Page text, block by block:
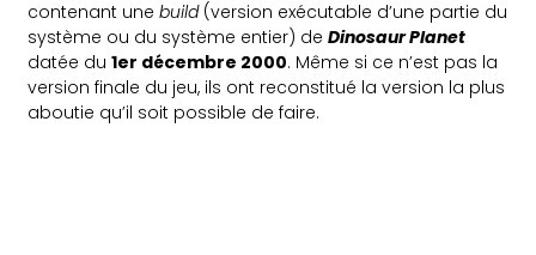
contenant unebuild(version exécutable d’une partie du
système ou du système entier) deDinosaur Planet
datée du1er décembre 2000. Même si ce n’est pas la
version finale du jeu, ils ont reconstitué la version la plus
aboutie qu’il soit possible de faire.